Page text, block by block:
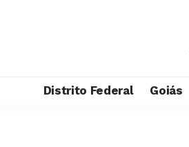
Distrito Federal Goiás